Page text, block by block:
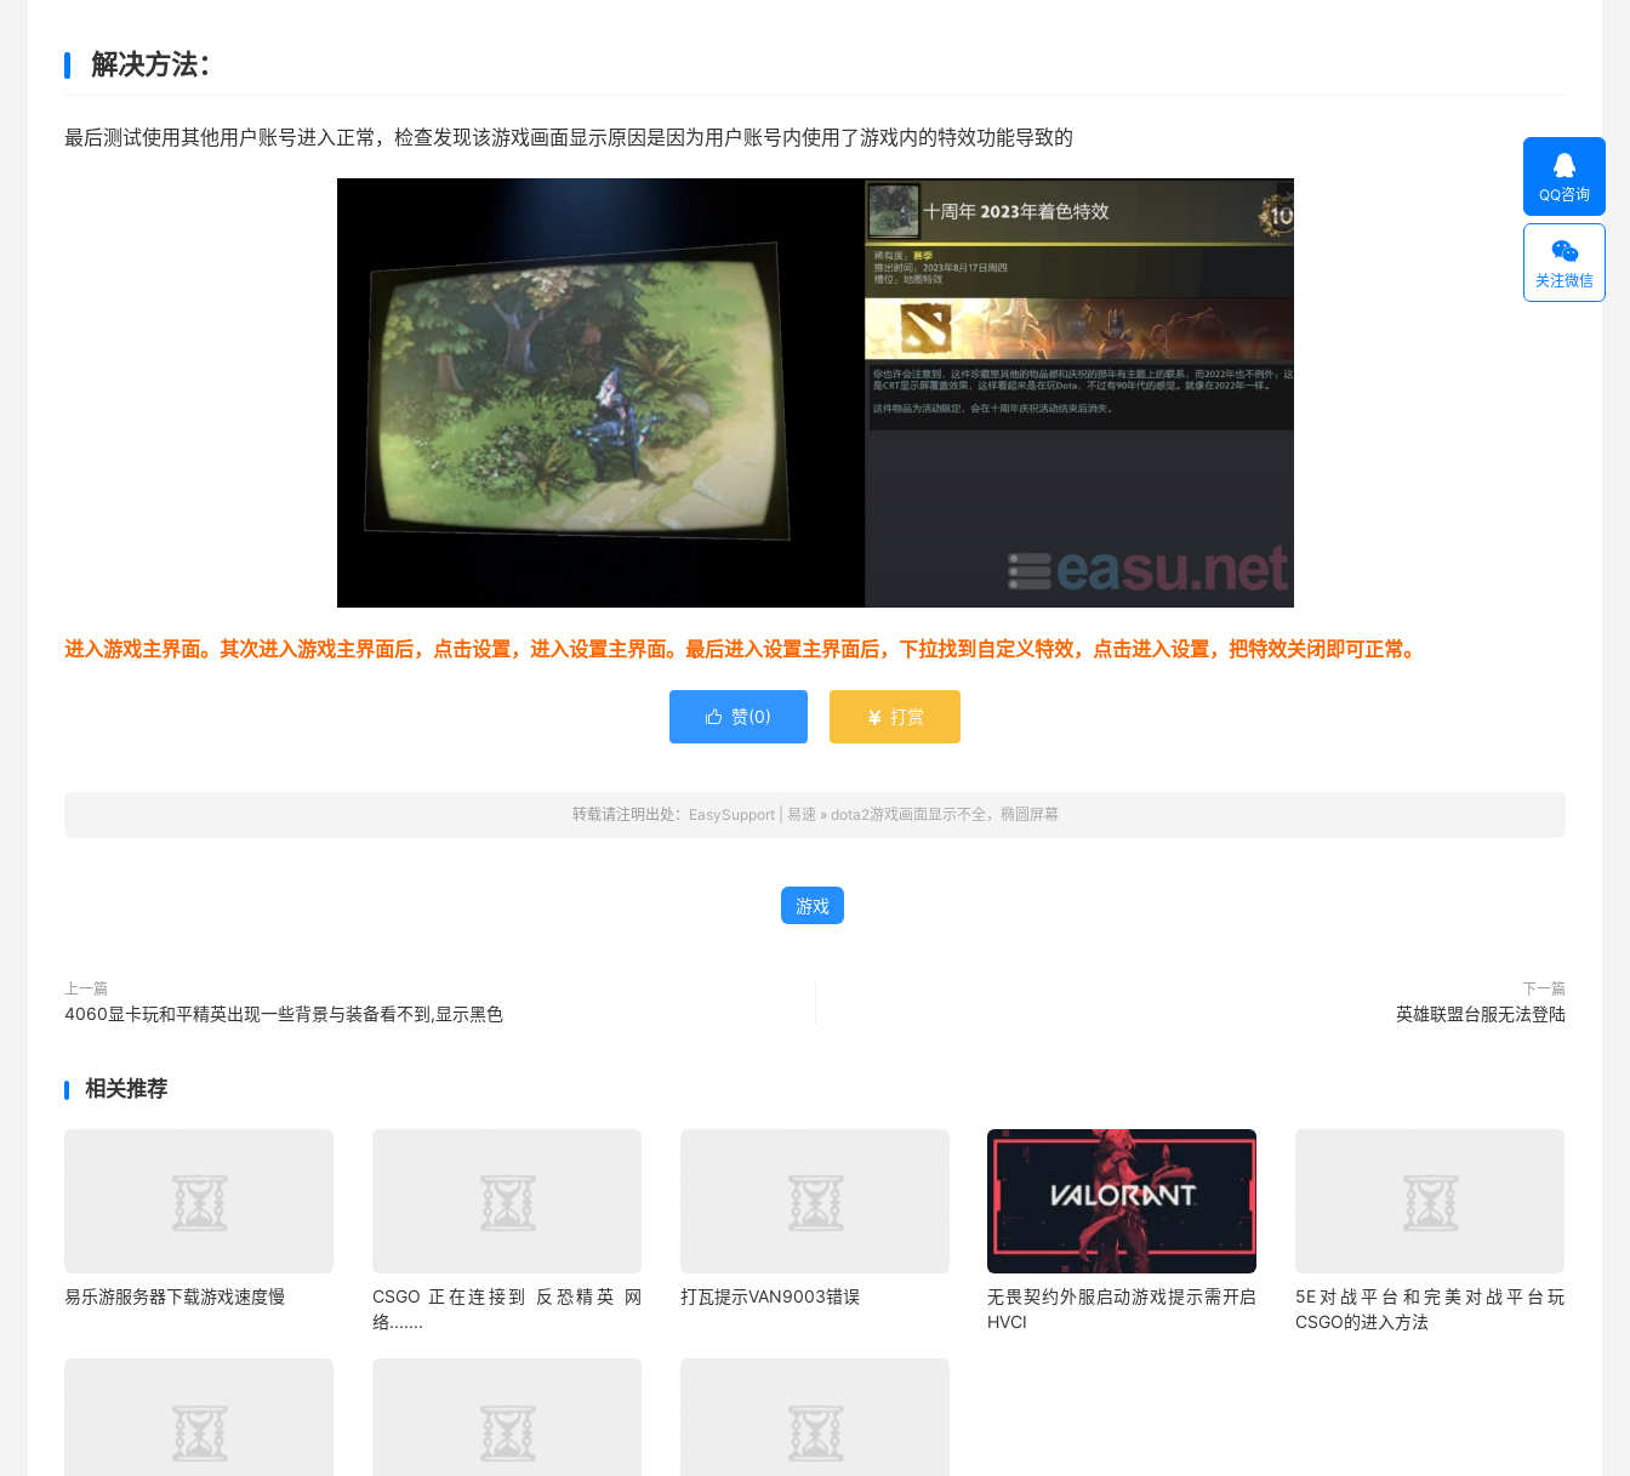
解决方法：
最后测试使用其他用户账号进入正常，检查发现该游戏画面显示原因是因为用户账号内使用了游戏内的特效功能导致的
进入游戏主界面。其次进入游戏主界面后，点击设置，进入设置主界面。最后进入设置主界面后，下拉找到自定义特效，点击进入设置，把特效关闭即可正常。
 赞(0)  打赏
转载请注明出处： EasySupport | 易速 » dota2游戏画面显示不全，椭圆屏幕
游戏
上一篇
4060显卡玩和平精英出现一些背景与装备看不到,显示黑色
下一篇
英雄联盟台服无法登陆
相关推荐
易乐游服务器下载游戏速度慢
CSGO 正在连接到 反恐精英 网
络.......
打瓦提示VAN9003错误
无畏契约外服启动游戏提示需开启
HVCI
5E对战平台和完美对战平台玩
CSGO的进入方法

QQ咨询

关注微信